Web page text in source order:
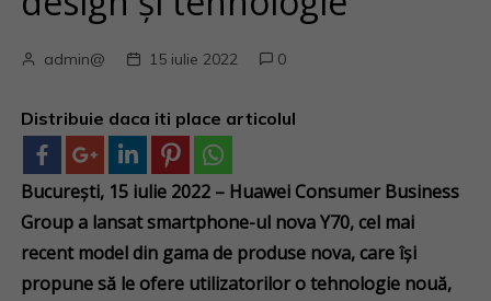
admin@ 15 iulie 2022 0
Distribuie daca iti place articolul
București, 15 iulie 2022 – Huawei Consumer Business
Group a lansat smartphone-ul nova Y70, cel mai
recent model din gama de produse nova, care își
propune să le ofere utilizatorilor o tehnologie nouă,